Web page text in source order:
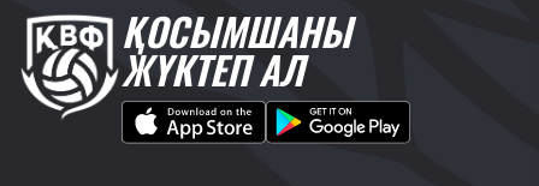
ҚОСЫМШАНЫ
ЖҮКТЕП АЛ